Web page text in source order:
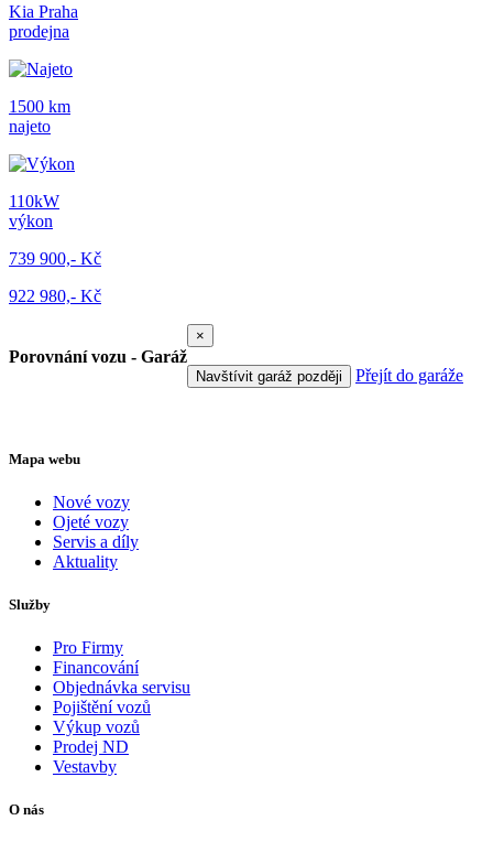
Kia Praha
prodejna
1500 km
najeto
110kW
výkon
739 900,- Kč
922 980,- Kč
Porovnání vozu - Garáž
×
Navštívit garáž později Přejít do garáže
Mapa webu
Nové vozy
Ojeté vozy
Servis a díly
Aktuality
Služby
Pro Firmy
Financování
Objednávka servisu
Pojištění vozů
Výkup vozů
Prodej ND
Vestavby
O nás